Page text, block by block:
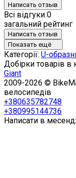
Написать отзыв
Всі відгуки 0
загальний рейтинг
Написать отзыв
Показать ещё
Категорії: U-
Добірки товарів в
Giant
2009-2026 ©
велосипедів
+380635782748
+380995144736
Написати в